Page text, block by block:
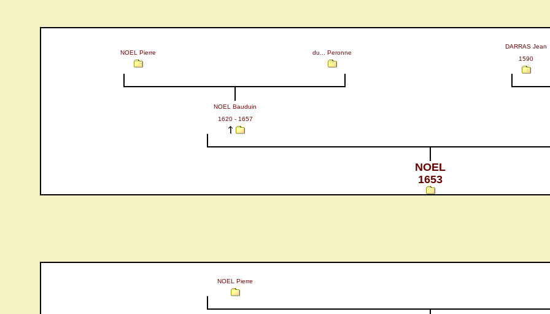
NOEL Pierre du... Peronne
DARRAS Jean
1590
NOEL Bauduin
1620 - 1657
NOEL
1653
NOEL Pierre